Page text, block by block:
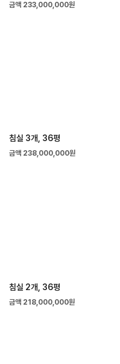
금액 233,000,000원
침실 3개, 36평
금액 238,000,000원
침실 2개, 36평
금액 218,000,000원